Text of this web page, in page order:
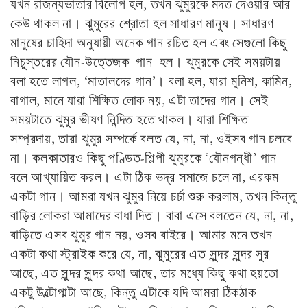
যখন রাজন্যভাতার বিলোপ হল, তখন ঝুমুরকে মদত দেওয়ার আর
কেউ থাকল না। ঝুমুরের শ্রোতা হল সাধারণ মানুষ। সাধারণ
মানুষের চাহিদা অনুযায়ী অনেক গান রচিত হল এবং সেগুলো কিছু
নিচুস্তরের যৌন-উত্তেজক গান হল। ঝুমুরকে সেই সময়টায়
বলা হতে লাগল, ‘মাতালদের গান’। বলা হল, যারা মুনিশ, কামিন,
বাগাল, মানে যারা শিক্ষিত লোক নয়, এটা তাদের গান। সেই
সময়টাতে ঝুমুর ভীষণ নিন্দিত হতে থাকল। যারা শিক্ষিত
সম্প্রদায়, তারা ঝুমুর সম্পর্কে বলত যে, না, না, ওইসব গান চলবে
না। কলকাতারও কিছু পণ্ডিত-শিল্পী ঝুমুরকে ‘যৌনগন্ধী’ গান
বলে আখ্যায়িত করল। এটা ঠিক ভদ্র সমাজে চলে না, এরকম
একটা গান। আমরা যখন ঝুমুর নিয়ে চর্চা শুরু করলাম, তখন কিন্তু
বাড়ির লোকরা আমাদের বাধা দিত। বাবা এসে বলতেন যে, না, না,
বাড়িতে এসব ঝুমুর গান নয়, ওসব বাইরে। আমার মনে তখন
একটা কথা স্ট্রাইক করে যে, না, ঝুমুরের এত সুন্দর সুন্দর সুর
আছে, এত সুন্দর সুন্দর কথা আছে, তার মধ্যে কিছু কথা হয়তো
একটু উল্টোপাল্টা আছে, কিন্তু এটাকে যদি আমরা ঠিকঠাক